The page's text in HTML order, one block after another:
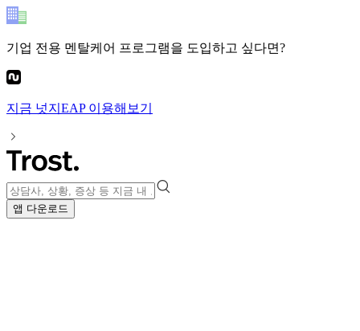
기업 전용 멘탈케어 프로그램을 도입하고 싶다면?
지금 넛지EAP이용해보기
앱 다운로드